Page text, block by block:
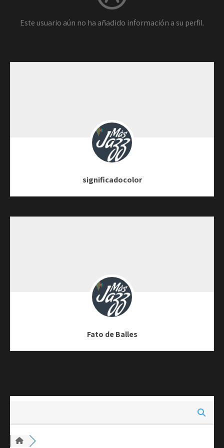
Este usuario aún no ha añadido información a su perfil.
significadocolor
Fato de Balles